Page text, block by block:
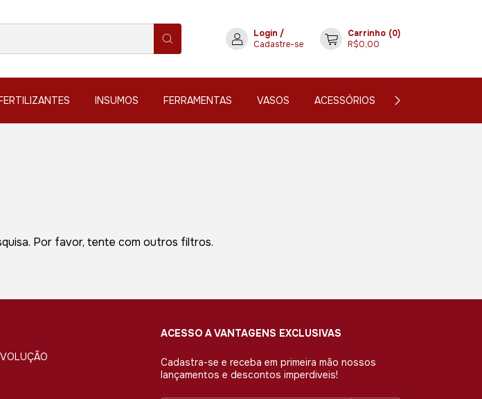
Login /
Cadastre-se
Carrinho (0)
R$0,00
INSUMOS FERRAMENTAS VASOS ACESSÓRIOS
Por favor, tente com outros filtros.
ACESSO A VANTAGENS EXCLUSIVAS
Cadastra-se e receba em primeira mão nossos
lançamentos e descontos imperdiveis!